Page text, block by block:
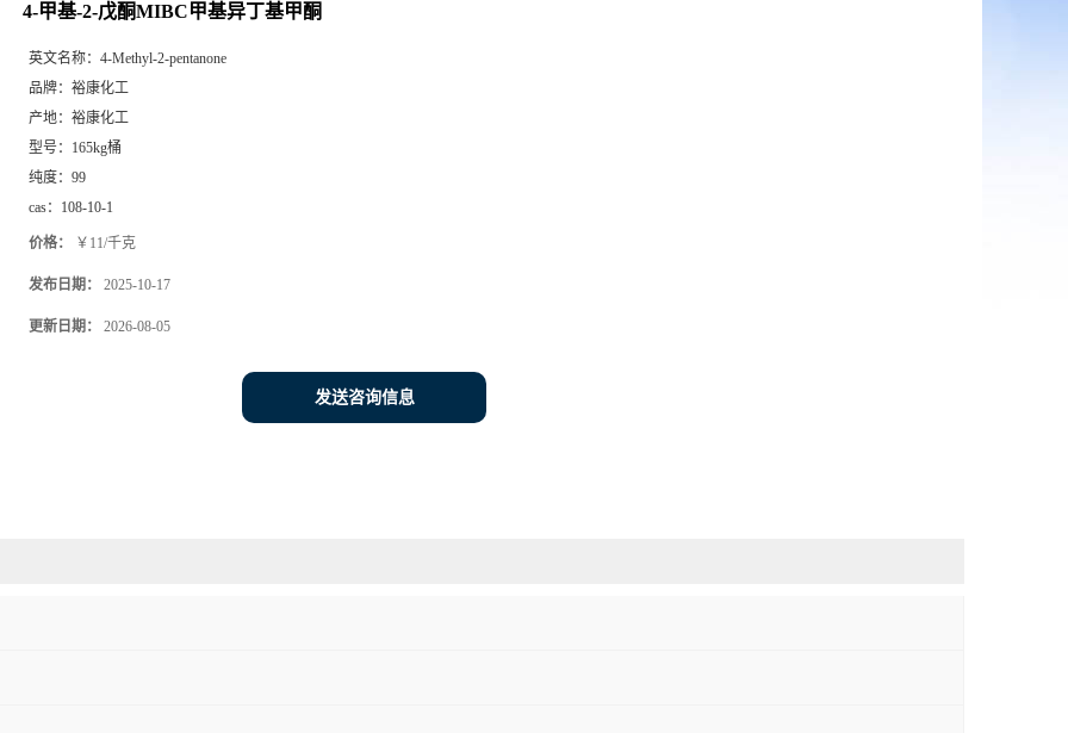
4-甲基-2-戊酮MIBC甲基异丁基甲酮
英文名称： 4-Methyl-2-pentanone
品牌： 裕康化工
产地： 裕康化工
型号： 165kg桶
纯度： 99
cas： 108-10-1
价格： ￥11/千克
发布日期： 2025-10-17
更新日期： 2026-08-05
发送咨询信息